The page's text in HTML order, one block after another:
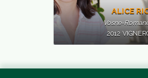
ALICE
Vosne-
2012